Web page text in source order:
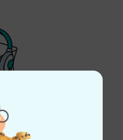
und gewinne mit
Thomann Insights